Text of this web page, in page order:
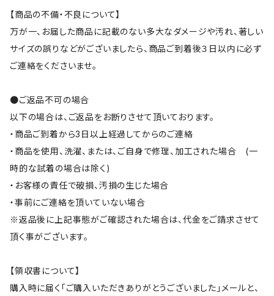
【商品の不備・不良について】
万が一、お届した商品に記載のない多大なダメージや汚れ、著しい
サイズの誤りなどがございましたら、商品ご到着後３日以内に必ず
ご連絡をくださいませ。
●ご返品不可の場合
以下の場合は、ご返品をお断りさせて頂いております。
・商品ご到着から3日以上経過してからのご連絡
・商品を使用、洗濯、または、ご自身で修理、加工された場合 (一
時的な試着の場合は除く)
・お客様の責任で破損、汚損の生じた場合
・事前にご連絡を頂いていない場合
※返品後に上記事態がご確認された場合は、代金をご請求させて
頂く事がございます。
【領収書について】
購入時に届く「ご購入いただきありがとうございました」メールと、